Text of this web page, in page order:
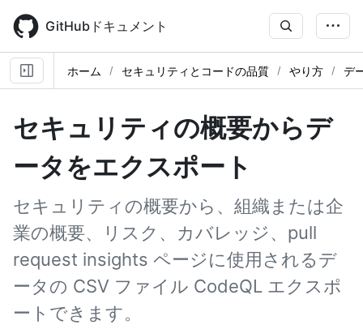
main
content
GitHubドキュメント
ホーム セキュリティとコードの品質 やり方 デ
セキュリティの概要からデ
ータをエクスポート
セキュリティの概要から、組織または企
業の概要、リスク、カバレッジ、pull
request insights ページに使用されるデ
ータの CSV ファイル CodeQL エクスポ
ートできます。